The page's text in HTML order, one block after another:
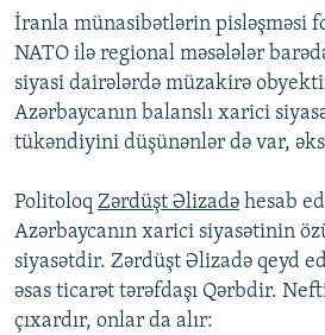
XƏBƏR BÜLLETENLƏRIMIZ
İranla münasibətlərin pisləşməsi
NATO ilə regional məsələlər
siyasi dairələrdə müzakirə
Azərbaycanın balanslı xarici
tükəndiyini düşünənlər də var,
Politoloq Zərdüşt Əlizadə hesab
Azərbaycanın xarici siyasətinin
siyasətdir. Zərdüşt Əlizadə qeyd
əsas ticarət tərəfdaşı Qərbdir.
çıxardır, onlar da alır: